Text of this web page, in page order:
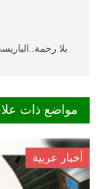
بلا
مواضع ذات
أخبار عربية